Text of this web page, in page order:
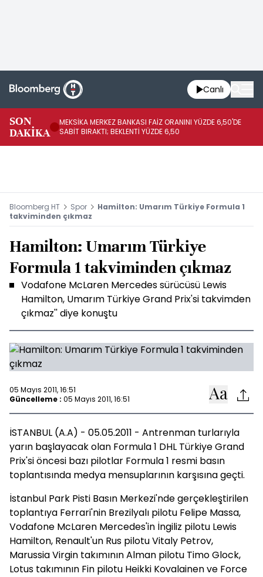
Canlı
SON
DAKİKA
MEKSİKA MERKEZ BANKASI FAİZ ORANINI YÜZDE 6,50'DE
SABİT BIRAKTI; BEKLENTİ YÜZDE 6,50
Bloomberg HT Spor
Hamilton: Umarım Türkiye Formula 1
takviminden çıkmaz
Hamilton: Umarım Türkiye
Formula 1 takviminden çıkmaz
Vodafone McLaren Mercedes sürücüsü Lewis
Hamilton, Umarım Türkiye Grand Prix'si takvimden
çıkmaz'' diye konuştu
05 Mayıs 2011, 16:51
Güncelleme : 05 Mayıs 2011, 16:51
İSTANBUL (A.A) - 05.05.2011 - Antrenman turlarıyla
yarın başlayacak olan Formula 1 DHL Türkiye Grand
Prix'si öncesi bazı pilotlar Formula 1 resmi basın
toplantısında medya mensuplarının karşısına geçti.
İstanbul Park Pisti Basın Merkezi'nde gerçekleştirilen
toplantıya Ferrari'nin Brezilyalı pilotu Felipe Massa,
Vodafone McLaren Mercedes'in İngiliz pilotu Lewis
Hamilton, Renault'un Rus pilotu Vitaly Petrov,
Marussia Virgin takımının Alman pilotu Timo Glock,
Lotus takımının Fin pilotu Heikki Kovalainen ve Force